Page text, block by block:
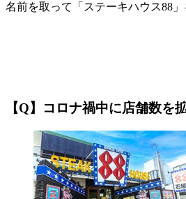
名前を取って「ステーキハウス88」
【Q】コロナ禍中に店舗数を